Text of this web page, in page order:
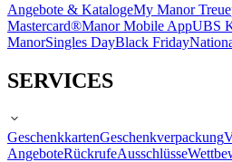
Angebote & KatalogeMy Manor
Mastercard®Manor Mobile AppUBS
ManorSingles DayBlack Friday
SERVICES
GeschenkkartenGeschenkverpackung
AngeboteRückrufeAusschlüsse